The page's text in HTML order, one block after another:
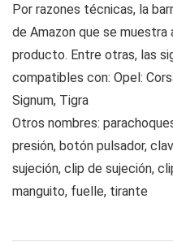
Por razones técnicas, la
de Amazon que se muestra
producto. Entre otras, las
compatibles con: Opel:
Signum, Tigra
Otros nombres:
presión, botón pulsador,
sujeción, clip de sujeción,
manguito, fuelle, tirante